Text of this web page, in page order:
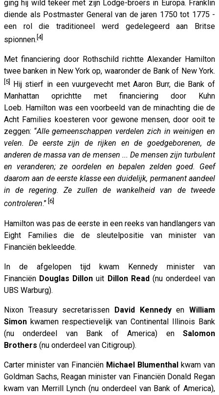
ging hij wild tekeer met zijn Lodge-broers in Europa. Franklin
diende als Postmaster General van de jaren 1750 tot 1775 -
een rol die traditioneel werd gedelegeerd aan Britse
spionnen. [4]
Met financiering door Rothschild richtte Alexander Hamilton
twee banken in New York op, waaronder de Bank of New York.
[5]
Hij stierf in een vuurgevecht met Aaron Burr, die Bank of
Manhattan oprichtte met financiering door Kuhn
Loeb. Hamilton was een voorbeeld van de minachting die de
Acht Families koesteren voor gewone mensen, door ooit te
zeggen: “Alle gemeenschappen verdelen zich in weinigen en
velen. De eerste zijn de rijken en de goedgeborenen, de
anderen de massa van de mensen ... De mensen zijn turbulent
en veranderen; ze oordelen en bepalen zelden goed. Geef
daarom aan de eerste klasse een duidelijk, permanent aandeel
in de regering. Ze zullen de wankelheid van de tweede
controleren.” [6]
Hamilton was pas de eerste in een reeks van handlangers van
Eight Families die de sleutelpositie van minister van
Financiën bekleedde.
In de afgelopen tijd kwam Kennedy minister van
Financiën Douglas Dillon uit Dillon Read(nu onderdeel van
UBS Warburg).
Nixon Treasury secretarissen David KennedyenWilliam
Simon kwamen respectievelijk van Continental Illinois Bank
(nu onderdeel van Bank of America) en Salomon
Brothers (nu onderdeel van Citigroup).
Carter minister van Financiën Michael Blumenthal kwam van
Goldman Sachs, Reagan minister van Financiën Donald Regan
kwam van Merrill Lynch (nu onderdeel van Bank of America),